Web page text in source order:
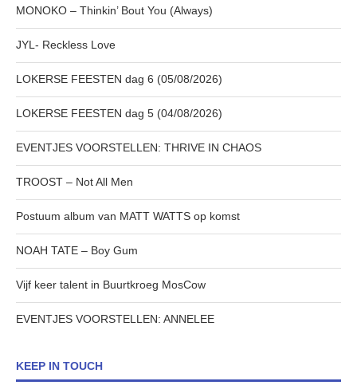
MONOKO – Thinkin’ Bout You (Always)
JYL- Reckless Love
LOKERSE FEESTEN dag 6 (05/08/2026)
LOKERSE FEESTEN dag 5 (04/08/2026)
EVENTJES VOORSTELLEN: THRIVE IN CHAOS
TROOST – Not All Men
Postuum album van MATT WATTS op komst
NOAH TATE – Boy Gum
Vijf keer talent in Buurtkroeg MosCow
EVENTJES VOORSTELLEN: ANNELEE
KEEP IN TOUCH